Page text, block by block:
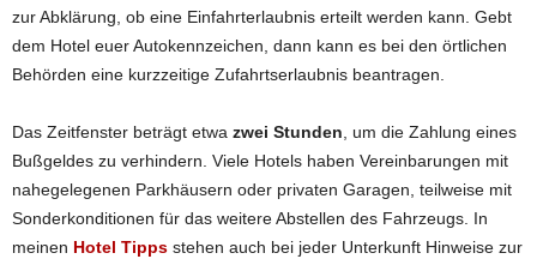
zur Abklärung, ob eine Einfahrterlaubnis erteilt werden kann. Gebt
dem Hotel euer Autokennzeichen, dann kann es bei den örtlichen
Behörden eine kurzzeitige Zufahrtserlaubnis beantragen.
Das Zeitfenster beträgt etwa zwei Stunden , um die Zahlung eines
Bußgeldes zu verhindern. Viele Hotels haben Vereinbarungen mit
nahegelegenen Parkhäusern oder privaten Garagen, teilweise mit
Sonderkonditionen für das weitere Abstellen des Fahrzeugs. In
meinen Hotel Tipps stehen auch bei jeder Unterkunft Hinweise zur